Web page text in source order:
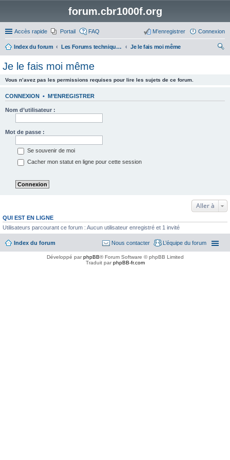
forum.cbr1000f.org
Accès rapide Portail FAQ Connexion
M’enregistrer
Index du forum Les Forums techniques du CBR 1000F
Je le fais moi même
Je le fais moi même
Vous n’avez pas les permissions requises pour lire les sujets de ce forum.
CONNEXION • M’ENREGISTRER
Nom d’utilisateur :
Mot de passe :
Se souvenir de moi
Cacher mon statut en ligne pour cette session
Aller à
QUI EST EN LIGNE
Utilisateurs parcourant ce forum : Aucun utilisateur enregistré et 1 invité
Index du forum L’équipe du forum
Nous contacter
Développé parphpBB® Forum Software © phpBB Limited
Traduit parphpBB-fr.com